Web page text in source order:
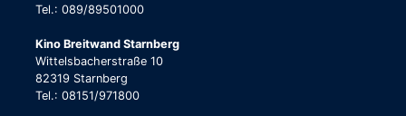
Tel.: 089/89501000
Kino Breitwand Starnberg
Wittelsbacherstraße 10
82319 Starnberg
Tel.: 08151/971800